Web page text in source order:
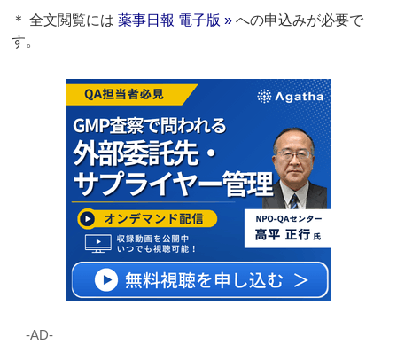
＊ 全文閲覧には薬事日報 電子版 » への申込みが必要で
す。
‐AD‐